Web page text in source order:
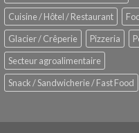
Cuisine / Hôtel / Restaurant
Glacier / Crêperie
Pizzeria
Secteur agroalimentaire
Snack / Sandwicherie / Fast Food